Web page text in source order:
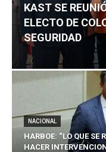
KAST SE
ELECTO DE
SEGURIDAD
NACIONAL
HARBOE: “LO QUE SE
HACER